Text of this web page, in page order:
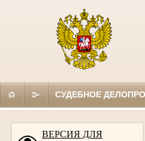
СУДЕБНОЕ
ВЕРСИЯ ДЛЯ